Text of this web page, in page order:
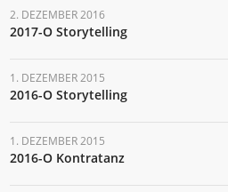
2. DEZEMBER 2016
2017-O Storytelling
1. DEZEMBER 2015
2016-O Storytelling
1. DEZEMBER 2015
2016-O Kontratanz